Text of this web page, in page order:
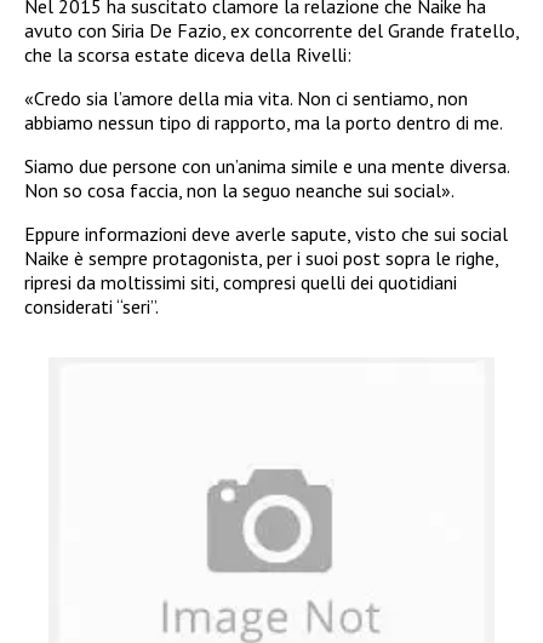
Nel 2015 ha suscitato clamore la relazione che Naike ha
avuto con Siria De Fazio, ex concorrente del Grande fratello,
che la scorsa estate diceva della Rivelli:
«Credo sia l’amore della mia vita. Non ci sentiamo, non
abbiamo nessun tipo di rapporto, ma la porto dentro di me.
Siamo due persone con un’anima simile e una mente diversa.
Non so cosa faccia, non la seguo neanche sui social».
Eppure informazioni deve averle sapute, visto che sui social
Naike è sempre protagonista, per i suoi post sopra le righe,
ripresi da moltissimi siti, compresi quelli dei quotidiani
considerati “seri”.